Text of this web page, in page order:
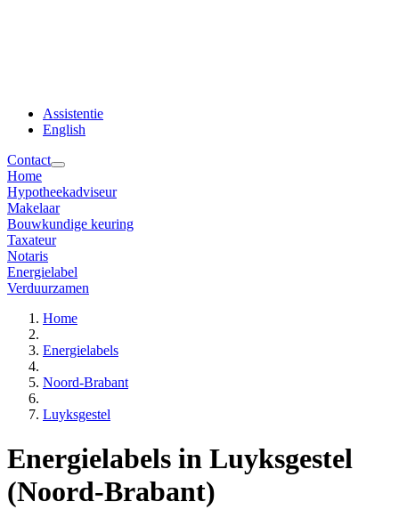
Assistentie
English
Contact
Home
Hypotheekadviseur
Makelaar
Bouwkundige keuring
Taxateur
Notaris
Energielabel
Verduurzamen
Home
Energielabels
Noord-Brabant
Luyksgestel
Energielabels in Luyksgestel
(Noord-Brabant)